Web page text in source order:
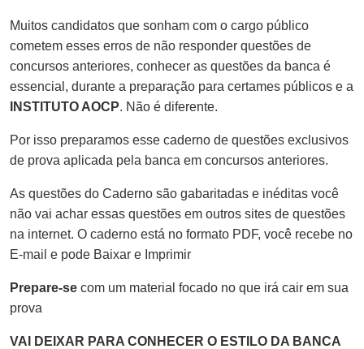
Muitos candidatos que sonham com o cargo público
cometem esses erros de não responder questões de
concursos anteriores, conhecer as questões da banca é
essencial, durante a preparação para certames públicos e a
INSTITUTO AOCP. Não é diferente.
Por isso preparamos esse caderno de questões exclusivos
de prova aplicada pela banca em concursos anteriores.
As questões do Caderno são gabaritadas e inéditas você
não vai achar essas questões em outros sites de questões
na internet. O caderno está no formato PDF, você recebe no
E-mail e pode Baixar e Imprimir
Prepare-se com um material focado no que irá cair em sua
prova
VAI DEIXAR PARA CONHECER O ESTILO DA BANCA